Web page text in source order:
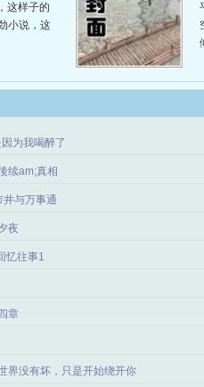
这样子的
小说，这
为我喝醉了
续am;真相
井与万事通
夜
忆往事1
章
界没有坏，只是开始绕开你